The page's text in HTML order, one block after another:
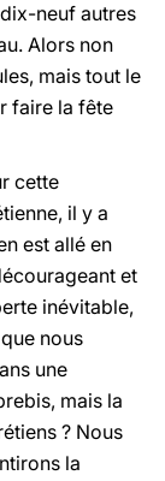
neuf autres
Alors non
mais tout le
faire la fête
cette
il y a
est allé en
et
inévitable,
nous
une
mais la
? Nous
la